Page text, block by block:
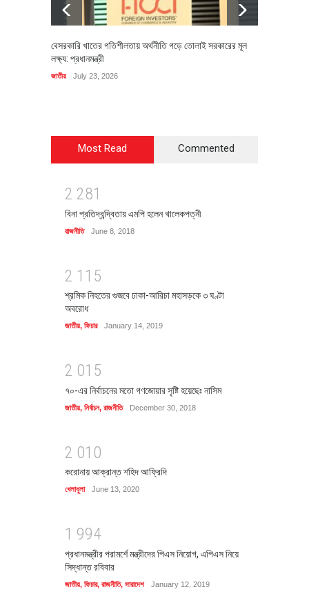
বেসরকারি খাতের গতিশীলতায় অর্থনীতি গড়ে তোলাই সরকারের মূল
লক্ষ্য: প্রধানমন্ত্রী
জাতীয় July 23, 2026
Most Read Commented
2 281
বিনা প্রতিদ্বন্দ্বিতায় এমপি হলেন খালেকপত্নী
রাজনীতি June 8, 2018
2 1 1 5
শ্রমিক নিহতের গুজবে ঢাকা-আরিচা মহাসড়কে ৩ ঘণ্টা
অবরোধ
জাতীয়, ফিচার January 14, 2019
2 01 5
৭০-এর নির্বাচনের মতো গণজোয়ার সৃষ্টি হয়েছেঃ নাসিম
জাতীয়, নির্বাচন, রাজনীতি December 30, 2018
2 01 0
করোনায় আক্রান্ত শহিদ আফ্রিদি
খেলাধুলা June 13, 2020
1 994
প্রধানমন্ত্রীর পরামর্শে মন্ত্রীদের পিএস নিয়োগ, এপিএস নিয়ে
সিদ্ধান্ত রবিবার
জাতীয়, ফিচার, রাজনীতি, সারাদেশ January 12, 2019